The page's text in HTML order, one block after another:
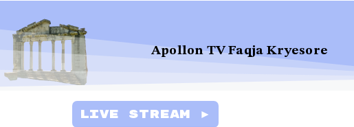
Apollon TV Faqja Kryesore
Live Stream ►